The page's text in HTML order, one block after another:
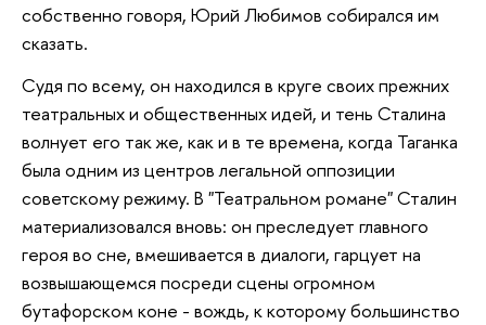
собственно говоря, Юрий Любимов собирался им
сказать.
Судя по всему, он находился в круге своих прежних
театральных и общественных идей, и тень Сталина
волнует его так же, как и в те времена, когда Таганка
была одним из центров легальной оппозиции
советскому режиму. В "Театральном романе" Сталин
материализовался вновь: он преследует главного
героя во сне, вмешивается в диалоги, гарцует на
возвышающемся посреди сцены огромном
бутафорском коне - вождь, к которому большинство